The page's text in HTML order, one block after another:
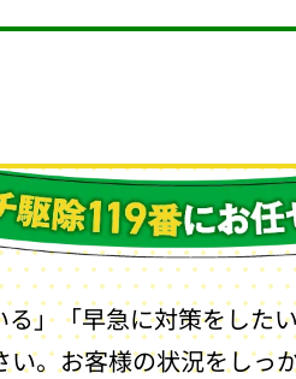
」「早急に対策をした
。お客様の状況をしっ